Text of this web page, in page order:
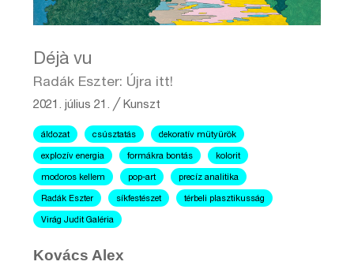
Déjà vu
Radák Eszter: Újra itt!
2021. július 21. ╱Kunszt
áldozat csúsztatás dekoratív mütyürök
explozív energia formákra bontás kolorit
modoros kellem pop-art precíz analitika
Radák Eszter síkfestészet térbeli plasztikusság
Virág Judit Galéria
Kovács Alex